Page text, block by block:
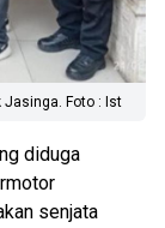
Jasinga. Foto : Ist
diduga
senjata